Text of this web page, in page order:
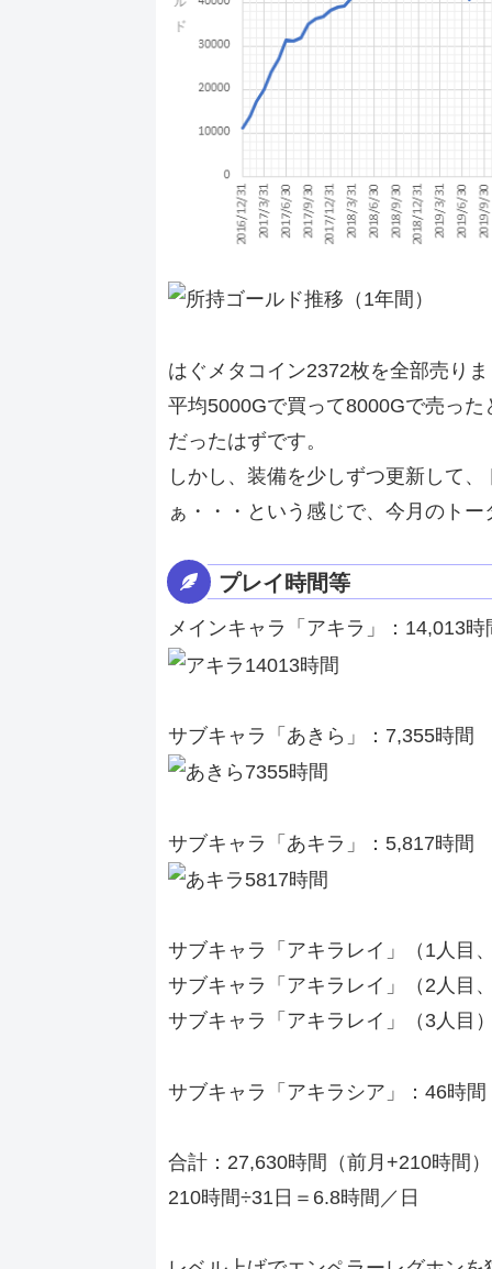
はぐメタコイン2372枚を全部売り
平均5000Gで買って8000Gで売っ
だったはずです。
しかし、装備を少しずつ更新して
ぁ・・・という感じで、今月のト
プレイ時間等
メインキャラ「アキラ」：14,013時
サブキャラ「あきら」：7,355時間
サブキャラ「あキラ」：5,817時間
サブキャラ「アキラレイ」（1人目
サブキャラ「アキラレイ」（2人目
サブキャラ「アキラレイ」（3人目
サブキャラ「アキラシア」：46時間
合計：27,630時間（前月+210時間）
210時間÷31日＝6.8時間／日